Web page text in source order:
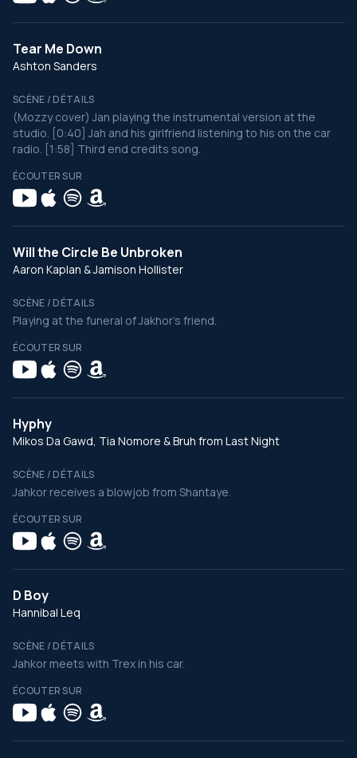
Tear Me Down
Ashton Sanders
SCÈNE / DÉTAILS
(Mozzy cover) Jan playing the instrumental version at the
studio. [0:40] Jah and his girlfriend listening to his on the car
radio. [1:58] Third end credits song.
ÉCOUTER SUR
Will the Circle Be Unbroken
Aaron Kaplan & Jamison Hollister
SCÈNE / DÉTAILS
Playing at the funeral of Jakhor's friend.
ÉCOUTER SUR
Hyphy
Mikos Da Gawd, Tia Nomore & Bruh from Last Night
SCÈNE / DÉTAILS
Jahkor receives a blowjob from Shantaye.
ÉCOUTER SUR
D Boy
Hannibal Leq
SCÈNE / DÉTAILS
Jahkor meets with Trex in his car.
ÉCOUTER SUR